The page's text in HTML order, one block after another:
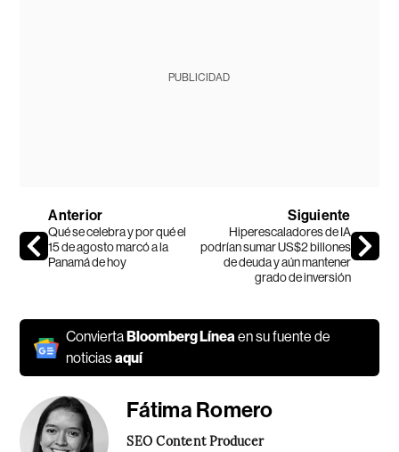
PUBLICIDAD
Anterior
Qué se celebra y por qué el
15 de agosto marcó a la
Panamá de hoy
Siguiente
Hiperescaladores de IA
podrían sumar US$2 billones
de deuda y aún mantener
grado de inversión
Convierta Bloomberg Líneaen su fuente de
noticiasaquí
Fátima Romero
SEO Content Producer